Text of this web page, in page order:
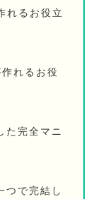
れるお役立
れるお役
た完全マニ
つで完結し